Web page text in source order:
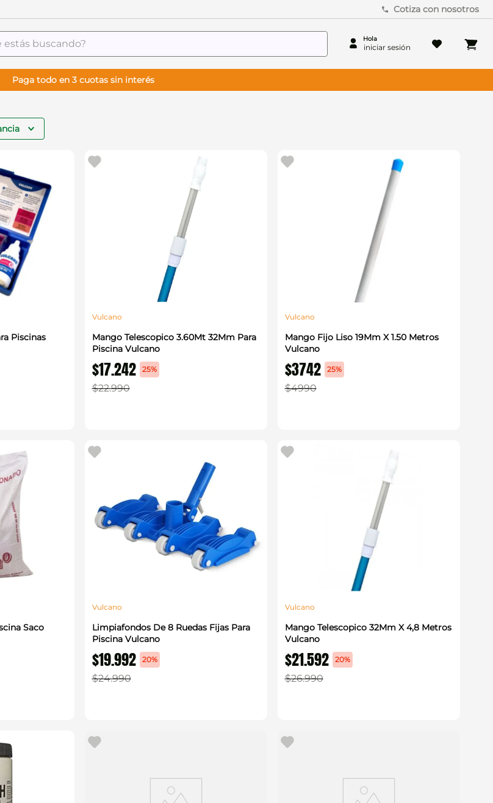
Cotiza con nosotros
buscando?
Paga todo en 3 cuotas sin interés
Piscinas
Vulcano
Mango Telescopico 3.60Mt 32Mm Para
Piscina Vulcano
$17.242 25%
$22.990
Vulcano
Mango Fijo Liso 19Mm X 1.50 Metros
Vulcano
$3742 25%
$4990
Saco
Vulcano
Limpiafondos De 8 Ruedas Fijas Para
Piscina Vulcano
$19.992 20%
$24.990
Vulcano
Mango Telescopico 32Mm X 4,8 Metros
Vulcano
$21.592 20%
$26.990